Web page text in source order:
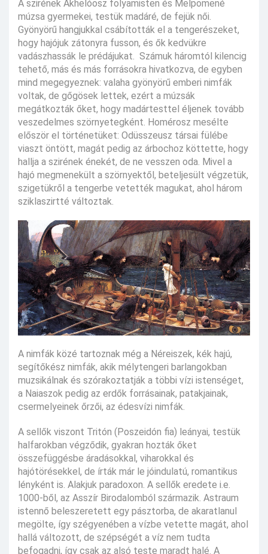
A szirének Akhelóosz folyamisten és Melpomené
múzsa gyermekei, testük madáré, de fejük női.
Gyönyörű hangjukkal csábították el a tengerészeket,
hogy hajójuk zátonyra fusson, és ők kedvükre
vadászhassák le prédájukat. Számuk háromtól kilencig
tehető, más és más forrásokra hivatkozva, de egyben
mind megegyeznek: valaha gyönyörű emberi nimfák
voltak, de gőgösek lettek, ezért a múzsák
megátkozták őket, hogy madártesttel éljenek tovább
veszedelmes szörnyetegként. Homérosz mesélte
először el történetüket: Odüsszeusz társai fülébe
viaszt öntött, magát pedig az árbochoz köttette, hogy
hallja a szirének énekét, de ne vesszen oda. Mivel a
hajó megmenekült a szörnyektől, beteljesült végzetük,
szigetükről a tengerbe vetették magukat, ahol három
sziklaszirtté változtak.
A nimfák közé tartoznak még a Néreiszek, kék hajú,
segítőkész nimfák, akik mélytengeri barlangokban
muzsikálnak és szórakoztatják a többi vízi istenséget,
a Naiaszok pedig az erdők forrásainak, patakjainak,
csermelyeinek őrzői, az édesvízi nimfák.
A sellők viszont Tritón (Poszeidón fia) leányai, testük
halfarokban végződik, gyakran hozták őket
összefüggésbe áradásokkal, viharokkal és
hajótörésekkel, de írták már le jóindulatú, romantikus
lényként is. Alakjuk paradoxon. A sellők eredete i.e.
1000-ből, az Asszír Birodalomból származik. Astraum
istennő beleszeretett egy pásztorba, de akaratlanul
megölte, így szégyenében a vízbe vetette magát, ahol
hallá változott, de szépségét a víz nem tudta
befogadni, így csak az alsó teste maradt halé. A